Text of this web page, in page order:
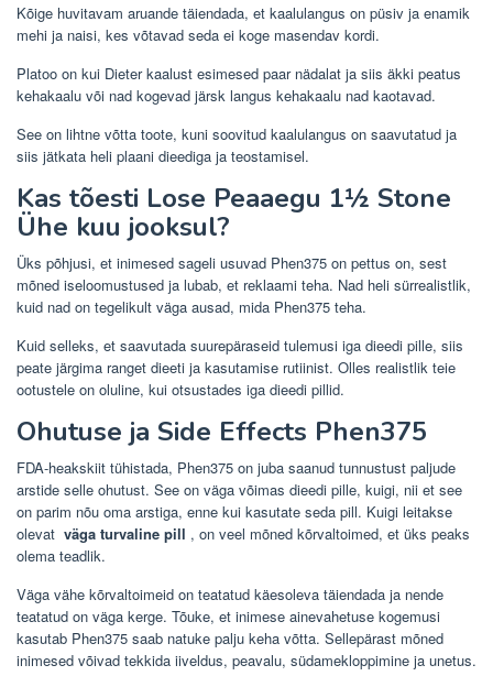
Kõige huvitavam aruande täiendada, et kaalulangus on püsiv ja enamik
mehi ja naisi, kes võtavad seda ei koge masendav kordi.
Platoo on kui Dieter kaalust esimesed paar nädalat ja siis äkki peatus
kehakaalu või nad kogevad järsk langus kehakaalu nad kaotavad.
See on lihtne võtta toote, kuni soovitud kaalulangus on saavutatud ja
siis jätkata heli plaani dieediga ja teostamisel.
Kas tõesti Lose Peaaegu 1½ Stone
Ühe kuu jooksul?
Üks põhjusi, et inimesed sageli usuvad Phen375 on pettus on, sest
mõned iseloomustused ja lubab, et reklaami teha. Nad heli sürrealistlik,
kuid nad on tegelikult väga ausad, mida Phen375 teha.
Kuid selleks, et saavutada suurepäraseid tulemusi iga dieedi pille, siis
peate järgima ranget dieeti ja kasutamise rutiinist. Olles realistlik teie
ootustele on oluline, kui otsustades iga dieedi pillid.
Ohutuse ja Side Effects Phen375
FDA-heakskiit tühistada, Phen375 on juba saanud tunnustust paljude
arstide selle ohutust. See on väga võimas dieedi pille, kuigi, nii et see
on parim nõu oma arstiga, enne kui kasutate seda pill. Kuigi leitakse
olevat väga turvaline pill , on veel mõned kõrvaltoimed, et üks peaks
olema teadlik.
Väga vähe kõrvaltoimeid on teatatud käesoleva täiendada ja nende
teatatud on väga kerge. Tõuke, et inimese ainevahetuse kogemusi
kasutab Phen375 saab natuke palju keha võtta. Sellepärast mõned
inimesed võivad tekkida iiveldus, peavalu, südamekloppimine ja unetus.